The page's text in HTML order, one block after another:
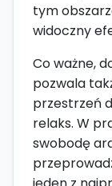
tym
widoczny
Co ważne,
pozwala
przestrzeń
relaks. W
swobodę